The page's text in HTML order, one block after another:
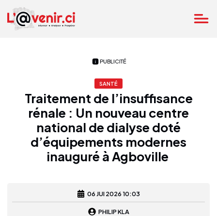
PUBLICITÉ
SANTÉ
Traitement de l’insuffisance
rénale : Un nouveau centre
national de dialyse doté
d’équipements modernes
inauguré à Agboville
06 JUI 2026 10:03
PHILIP KLA